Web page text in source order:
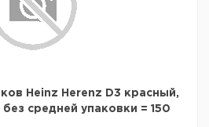
Heinz Herenz D3 красный,
средней упаковки = 150